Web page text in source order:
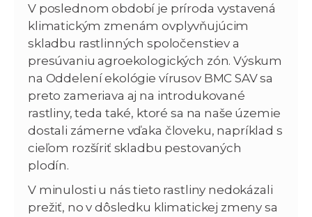
V poslednom období je príroda vystavená
klimatickým zmenám ovplyvňujúcim
skladbu rastlinných spoločenstiev a
presúvaniu agroekologických zón. Výskum
na Oddelení ekológie vírusov BMC SAV sa
preto zameriava aj na introdukované
rastliny, teda také, ktoré sa na naše územie
dostali zámerne vďaka človeku, napríklad s
cieľom rozšíriť skladbu pestovaných
plodín.
V minulosti u nás tieto rastliny nedokázali
prežiť, no v dôsledku klimatickej zmeny sa